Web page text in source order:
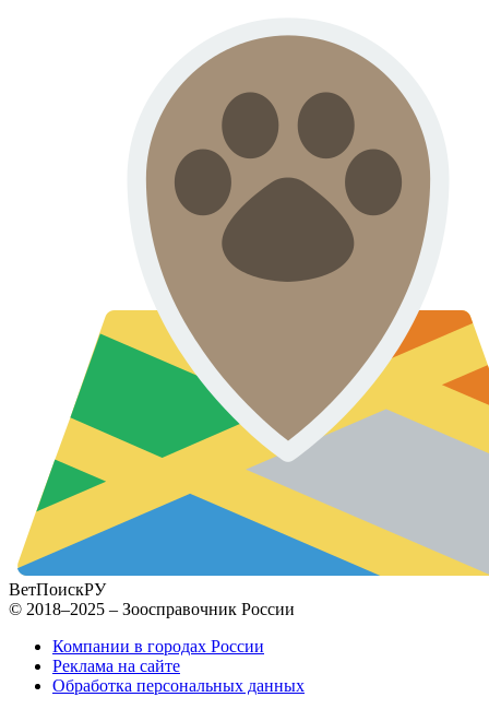
ВетПоискРУ
© 2018–2025 – Зоосправочник России
Компании в городах России
Реклама на сайте
Обработка персональных данных